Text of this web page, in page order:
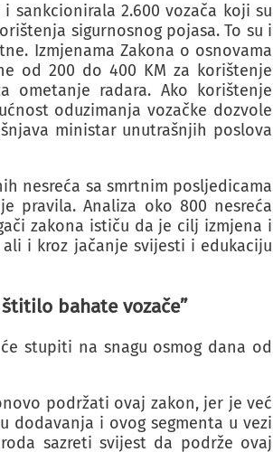
2.600 vozača koji su
sigurnosnog pojasa. To su i
Izmjenama Zakona o osnovama
od 200 do 400 KM za korištenje
ometanje radara. Ako korištenje
oduzimanja vozačke dozvole
ministar unutrašnjih poslova
nesreća sa smrtnim posljedicama
pravila. Analiza oko 800 nesreća
zakona ističu da je cilj izmjena i
i kroz jačanje svijesti i edukaciju
bahate vozače”
stupiti na snagu osmog dana od
podržati ovaj zakon, jer je već
dodavanja i ovog segmenta u vezi
sazreti svijest da podrže ovaj